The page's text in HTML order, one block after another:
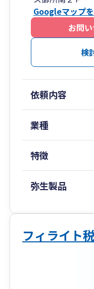
・補助金申請に関
・雇用に関する社
Googleマップ
お問
検
依頼内容
業種
特徴
弥生製品
フィライト